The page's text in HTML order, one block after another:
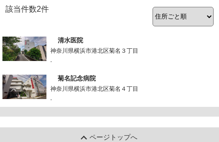
該当件数2件
清水医院
神奈川県横浜市港北区菊名３丁目
-
菊名記念病院
神奈川県横浜市港北区菊名４丁目
-
ページトップへ